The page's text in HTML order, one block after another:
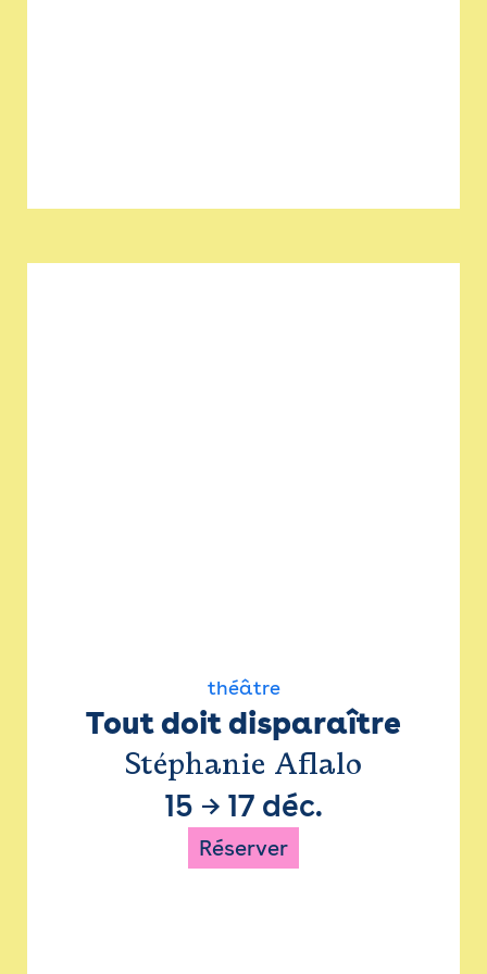
théâtre
Tout doit disparaître
Stéphanie Aflalo
15 → 17 déc.
Réserver